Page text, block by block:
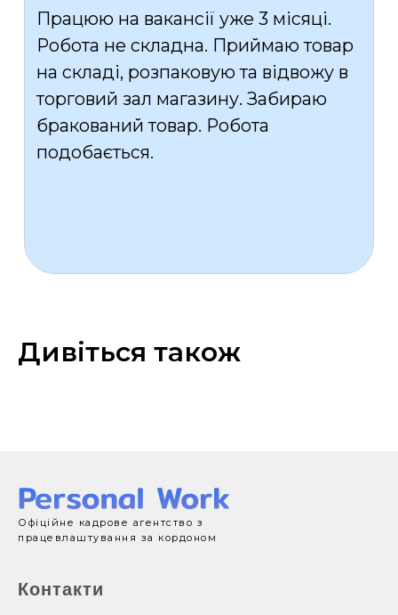
Дивіться також
Офіційне кадрове агентство з
працевлаштування за кордоном
Контакти